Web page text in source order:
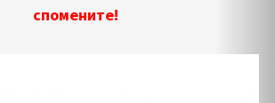
спомените!